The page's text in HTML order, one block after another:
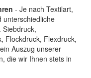
- Je nach Textilart,
unterschiedliche
Siebdruck,
Flockdruck, Flexdruck,
Auszug unserer
die wir Ihnen stets in